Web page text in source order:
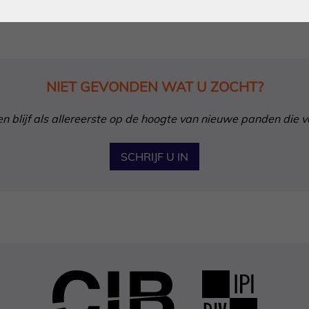
NIET GEVONDEN WAT U ZOCHT?
blijf als allereerste op de hoogte van nieuwe panden die
SCHRIJF U IN